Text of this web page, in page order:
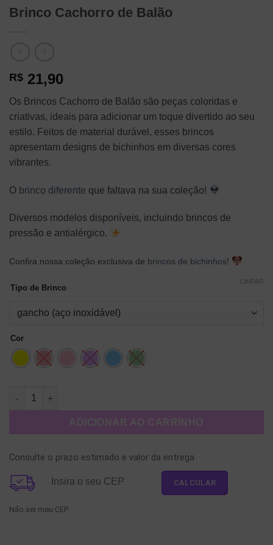
Brinco Cachorro de Balão
R$ 21,90
Os Brincos Cachorro de Balão são peças coloridas e
criativas, ideais para adicionar um toque divertido ao seu
estilo. Feitos de material durável, esses brincos
apresentam designs de bichinhos em diversas cores
vibrantes.
O brinco diferente que faltava na sua coleção!
Diversos modelos disponíveis, incluindo brincos de
pressão e antialérgico.
Confira nossa coleção exclusiva de brincos de bichinhos!
Tipo de Brinco
Cor
LIMPAR
Brinco Cachorro de Balão quantidade
ADICIONAR AO CARRINHO
Consulte o prazo estimado e valor da entrega
Não sei meu CEP